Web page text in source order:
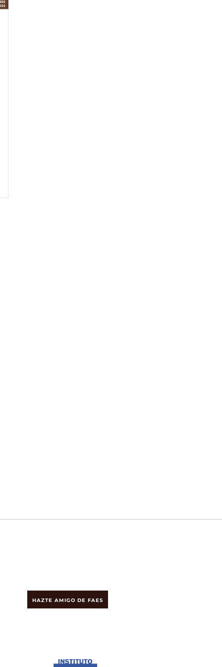
HAZTE AMIGO DE FAES